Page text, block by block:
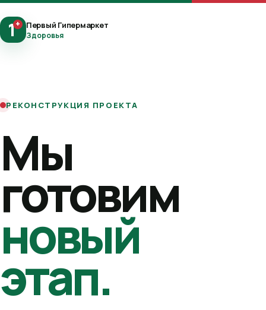
1+ Первый Гипермаркет
Здоровья
РЕКОНСТРУКЦИЯ ПРОЕКТА
Мы
готовим
новый
этап.